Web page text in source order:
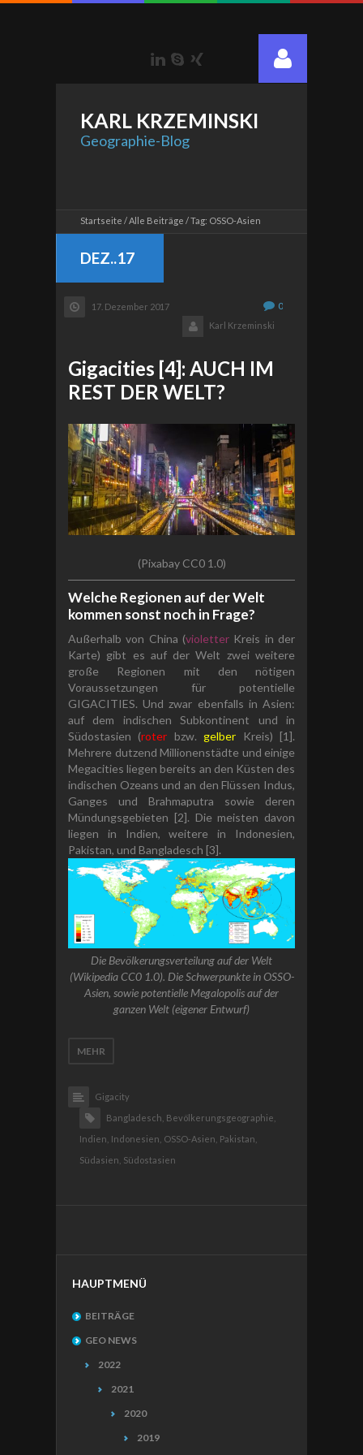
LinkedIn
Skype
KARL KRZEMINSKI
Geographie-Blog
Startseite Alle Beiträge Tag: OSSO-Asien
DEZ..17
17. Dezember 2017
0
Karl Krzeminski
Gigacities [4]: AUCH IM
REST DER WELT?
(Pixabay CC0 1.0)
Welche Regionen auf der Welt
kommen sonst noch in Frage?
Außerhalb von China (violetter Kreis in der
Karte) gibt es auf der Welt zwei weitere
große Regionen mit den nötigen
Voraussetzungen für potentielle
GIGACITIES. Und zwar ebenfalls in Asien:
auf dem indischen Subkontinent und in
Südostasien (roter bzw. gelber Kreis) [1].
Mehrere dutzend Millionenstädte und einige
Megacities liegen bereits an den Küsten des
indischen Ozeans und an den Flüssen Indus,
Ganges und Brahmaputra sowie deren
Mündungsgebieten [2]. Die meisten davon
liegen in Indien, weitere in Indonesien,
Pakistan, und Bangladesch [3].
Die Bevölkerungsverteilung auf der Welt
(Wikipedia CC0 1.0). Die Schwerpunkte in OSSO-
Asien, sowie potentielle Megalopolis auf der
ganzen Welt (eigener Entwurf)
MEHR
Gigacity
Bangladesch, Bevölkerungsgeographie,
Indien, Indonesien, OSSO-Asien, Pakistan,
Südasien, Südostasien
HAUPTMENÜ
BEITRÄGE
GEO NEWS
2022
2021
2020
2019